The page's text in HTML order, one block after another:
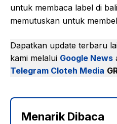
untuk membaca label di
memutuskan untuk
Dapatkan update terbaru
kami melalui Google News
Telegram Cloteh Media
Menarik Dibaca